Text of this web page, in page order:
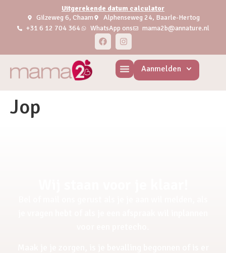
Uitgerekende datum calculator
Gilzeweg 6, Chaam
Alphenseweg 24, Baarle-Hertog
+31 6 12 704 364
WhatsApp ons mama2b@annature.nl
Aanmelden
Jop